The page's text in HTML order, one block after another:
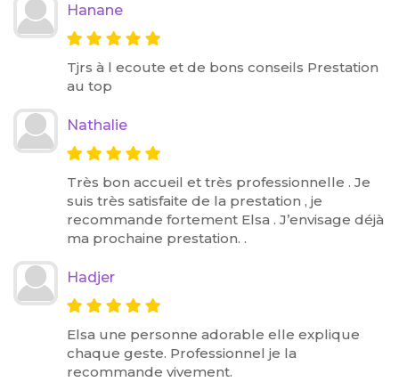
Hanane
Tjrs à l ecoute et de bons conseils Prestation
au top
Nathalie
Très bon accueil et très professionnelle . Je
suis très satisfaite de la prestation , je
recommande fortement Elsa . J’envisage déjà
ma prochaine prestation. .
Hadjer
Elsa une personne adorable elle explique
chaque geste. Professionnel je la
recommande vivement.